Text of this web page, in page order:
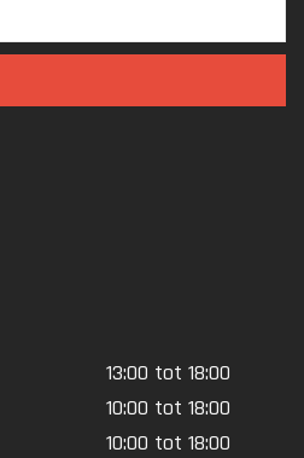
13:00 tot 18:00
10:00 tot 18:00
10:00 tot 18:00